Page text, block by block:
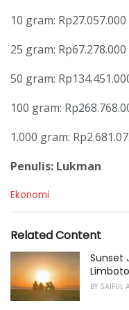
10 gram: Rp27.057.000
25 gram: Rp67.278.000
50 gram:
100 gram:
1.000 gram:
Penulis: Lukman
C
e
o
e
Ekonomi
Related Content
Sunset
BY SAIFUL